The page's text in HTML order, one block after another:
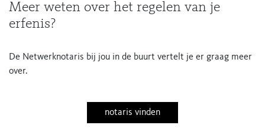
Meer weten over het regelen van je
erfenis?
De Netwerknotaris bij jou in de buurt vertelt je er graag meer
over.
notaris vinden